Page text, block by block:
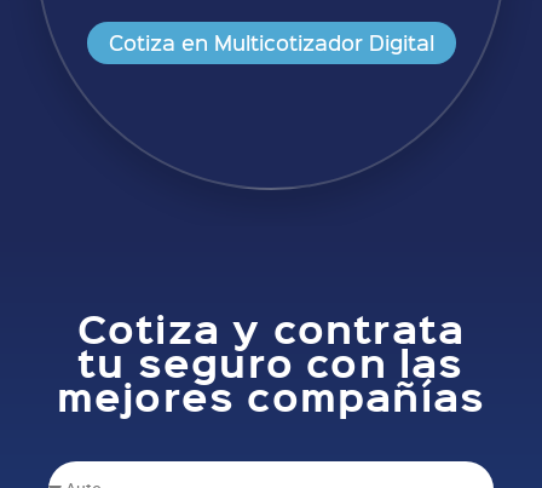
Cotiza en Multicotizador Digital
Cotiza y contrata
tu seguro con las
mejores compañías